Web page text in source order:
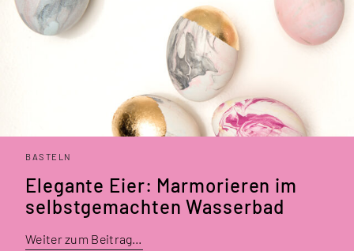
BASTELN
Elegante Eier: Marmorieren im
selbstgemachten Wasserbad
Weiter zum Beitrag…